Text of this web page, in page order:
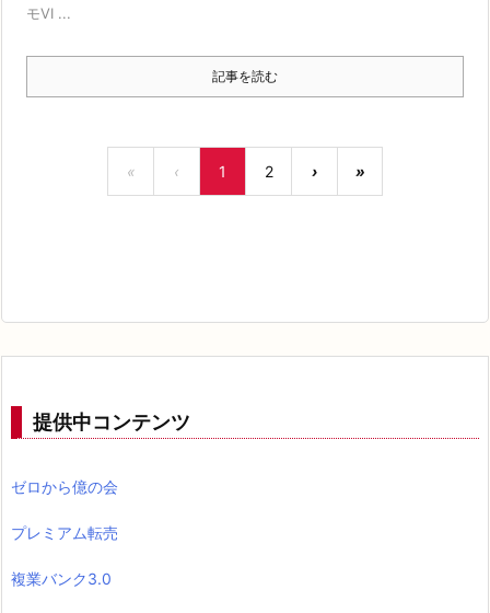
モVI ...
記事を読む
« ‹ 1 2 › »
提供中コンテンツ
ゼロから億の会
プレミアム転売
複業バンク3.0